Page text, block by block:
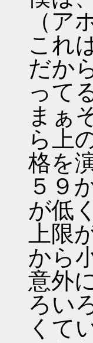
（ア
これ
だか
って
まぁ
ら上
格を
５９
が低
上限
から
意外
ろい
くて